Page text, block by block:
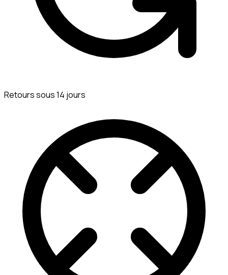
Retours sous 14 jours